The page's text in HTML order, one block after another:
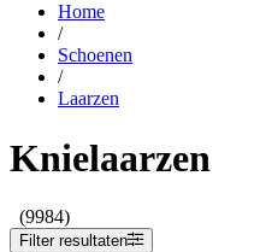
Home
/
Schoenen
/
Laarzen
Knielaarzen
(9984)
Filter resultaten